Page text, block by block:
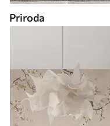
Priroda